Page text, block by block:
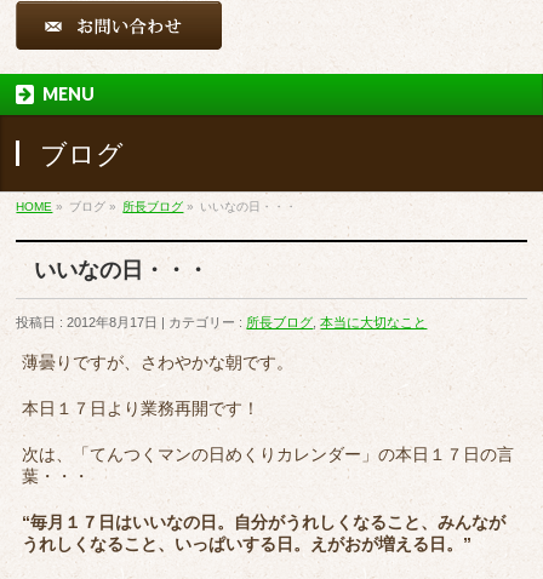
MENU
ブログ
HOME » ブログ » 所長ブログ » いいなの日・・・
いいなの日・・・
投稿日 : 2012年8月17日 カテゴリー : 所長ブログ ,本当に大切なこと
薄曇りですが、さわやかな朝です。
本日１７日より業務再開です！
次は、「てんつくマンの日めくりカレンダー」の本日１７日の言
葉・・・
“毎月１７日はいいなの日。自分がうれしくなること、みんなが
うれしくなること、いっぱいする日。えがおが増える日。”